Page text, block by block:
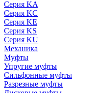
Серия KA
Серия KC
Серия KE
Серия KS
Серия KU
Механика
Муфты
Упругие муфты
Сильфонные муфты
Разрезные муфты